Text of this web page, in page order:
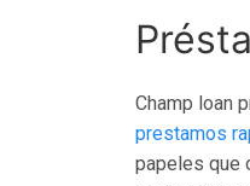
Champ loan
prestamos
papeles que
о
н
д
е
н